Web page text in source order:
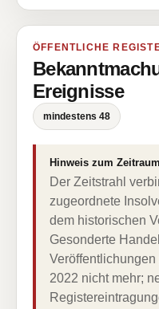
ÖFFENTLICHE
Ereignisse
mindestens 48
Hinweis zum Zeitraum
Der Zeitstrahl
zugeordnete
dem historischen
Gesonderte
2022 nicht mehr;